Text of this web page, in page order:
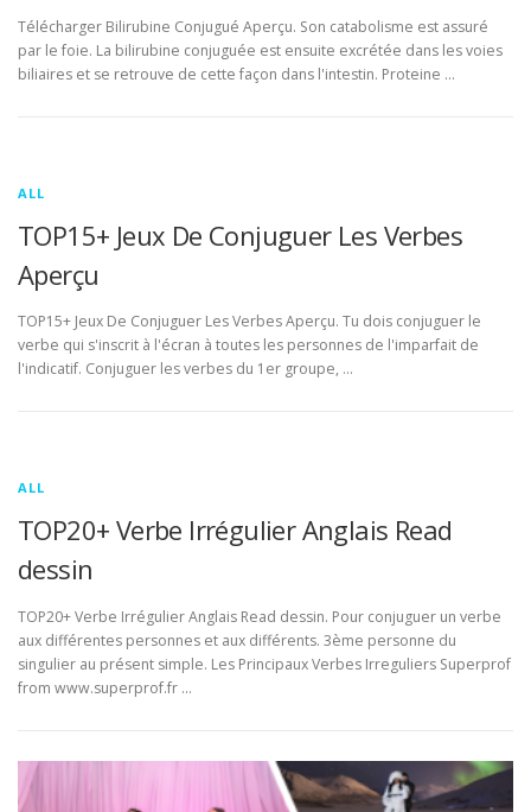
Télécharger Bilirubine Conjugué Aperçu. Son catabolisme est assuré
par le foie. La bilirubine conjuguée est ensuite excrétée dans les voies
biliaires et se retrouve de cette façon dans l'intestin. Proteine …
ALL
TOP15+ Jeux De Conjuguer Les Verbes
Aperçu
TOP15+ Jeux De Conjuguer Les Verbes Aperçu. Tu dois conjuguer le
verbe qui s'inscrit à l'écran à toutes les personnes de l'imparfait de
l'indicatif. Conjuguer les verbes du 1er groupe, …
ALL
TOP20+ Verbe Irrégulier Anglais Read
dessin
TOP20+ Verbe Irrégulier Anglais Read dessin. Pour conjuguer un verbe
aux différentes personnes et aux différents. 3ème personne du
singulier au présent simple. Les Principaux Verbes Irreguliers Superprof
from www.superprof.fr …